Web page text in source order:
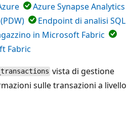
Azure Synapse Analytics
Endpoint di analisi SQL
in Microsoft Fabric
Fabric
vista di gestione
sulle transazioni a livello